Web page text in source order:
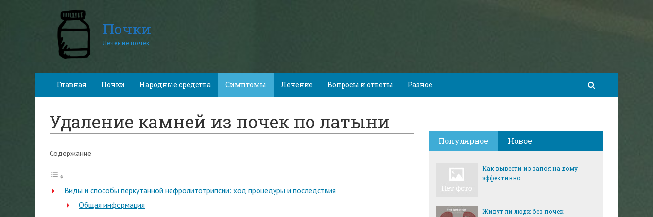
Почки
Лечение почек
Главная Почки Народные средства Симптомы Лечение Вопросы и ответы Разное
Удаление камней из почек по латыни
Содержание
Виды и способы перкутанной нефролитотрипсии: ход процедуры и последствия
Общая информация
Популярное Новое
Как вывести из запоя на дому
эффективно
Живут ли люди без почек